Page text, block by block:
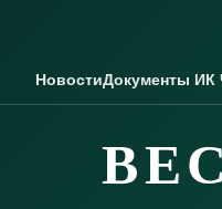
НовостиДокументы ИК